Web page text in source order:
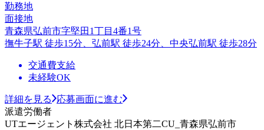
勤務地
面接地
青森県弘前市字堅田1丁目4番1号
撫牛子駅 徒歩15分、弘前駅 徒歩24分、中央弘前駅 徒歩28分
交通費支給
未経験OK
詳細を見る
応募画面に進む
派遣労働者
UTエージェント株式会社 北日本第二CU_青森県弘前市